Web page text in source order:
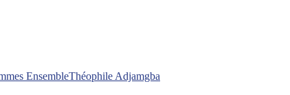
EnsembleThéophile Adjamgba